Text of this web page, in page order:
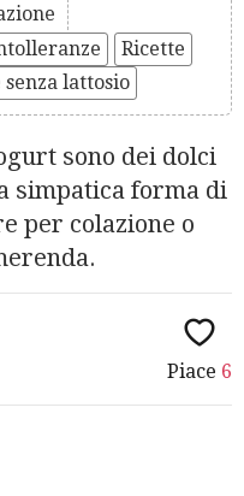
Ricette
senza lattosio
sono dei dolci
simpatica forma di
per colazione o
Piace 6